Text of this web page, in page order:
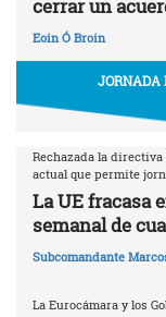
cerrar un
Eoin Ó Broin
JORNADA
Rechazada la
actual que permite
La UE fracasa
semanal de
Subcomandante
La Eurocámara y los